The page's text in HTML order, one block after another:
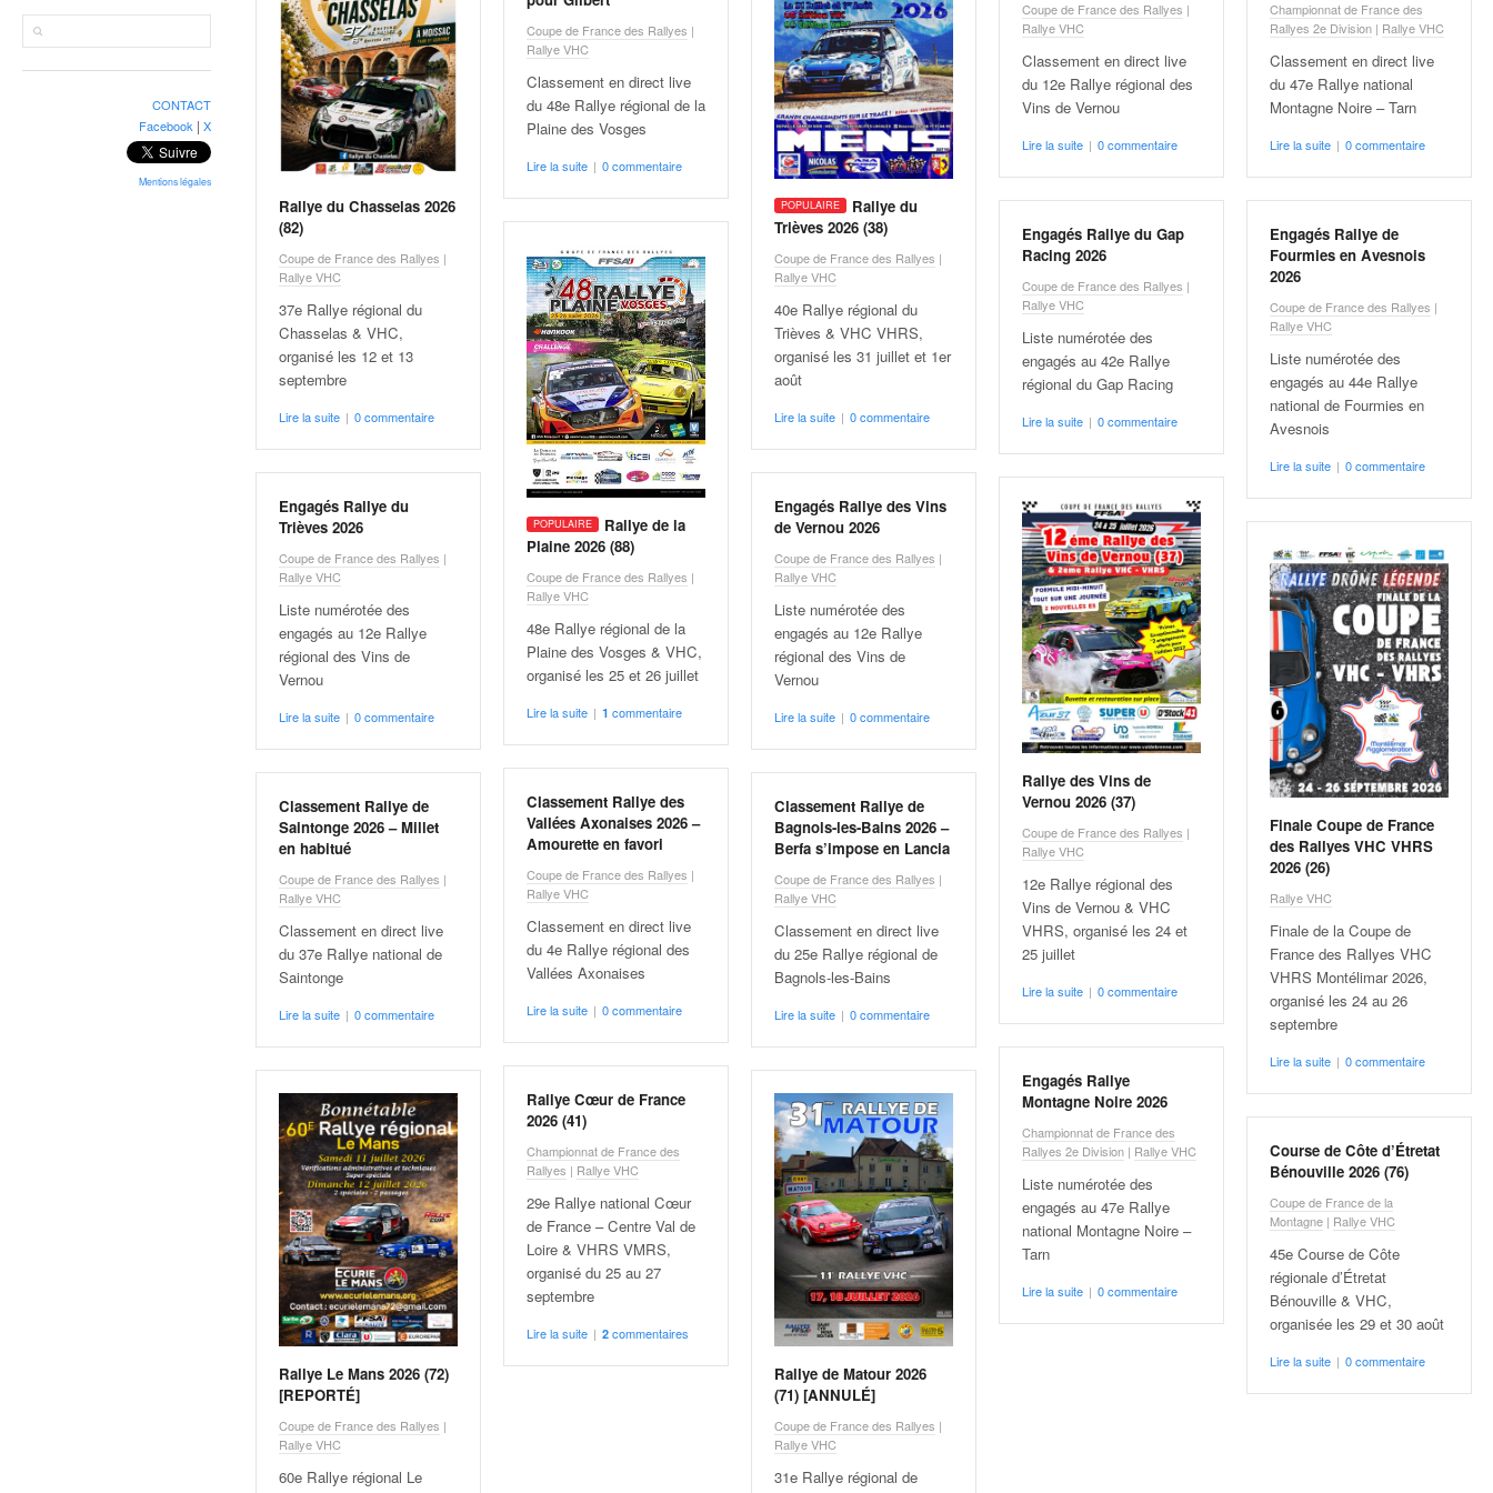
CONTACT
Facebook | X
Mentions légales
Rallye du Chasselas 2026
(82)
Coupe de France des Rallyes |
Rallye VHC
37e Rallye régional du
Chasselas & VHC,
organisé les 12 et 13
septembre
Lire la suite | 0 commentaire
Coupe de France des Rallyes |
Rallye VHC
Classement en direct live
du 48e Rallye régional de la
Plaine des Vosges
Lire la suite | 0 commentaire
Rallye du
Trièves 2026 (38)
Coupe de France des Rallyes |
Rallye VHC
40e Rallye régional du
Trièves & VHC VHRS,
organisé les 31 juillet et 1er
août
Lire la suite | 0 commentaire
Coupe de France des Rallyes |
Rallye VHC
Classement en direct live
du 12e Rallye régional des
Vins de Vernou
Lire la suite | 0 commentaire
Championnat de France des
Rallyes 2e Division | Rallye VHC
Classement en direct live
du 47e Rallye national
Montagne Noire – Tarn
Lire la suite | 0 commentaire
Engagés Rallye du Gap
Racing 2026
Coupe de France des Rallyes |
Rallye VHC
Liste numérotée des
engagés au 42e Rallye
régional du Gap Racing
Lire la suite | 0 commentaire
Engagés Rallye de
Fourmies en Avesnois
2026
Coupe de France des Rallyes |
Rallye VHC
Liste numérotée des
engagés au 44e Rallye
national de Fourmies en
Avesnois
Lire la suite | 0 commentaire
Rallye de la
Plaine 2026 (88)
Coupe de France des Rallyes |
Rallye VHC
48e Rallye régional de la
Plaine des Vosges & VHC,
organisé les 25 et 26 juillet
Lire la suite | 1 commentaire
Engagés Rallye du
Trièves 2026
Coupe de France des Rallyes |
Rallye VHC
Liste numérotée des
engagés au 12e Rallye
régional des Vins de
Vernou
Lire la suite | 0 commentaire
Engagés Rallye des Vins
de Vernou 2026
Coupe de France des Rallyes |
Rallye VHC
Liste numérotée des
engagés au 12e Rallye
régional des Vins de
Vernou
Lire la suite | 0 commentaire
Rallye des Vins de
Vernou 2026 (37)
Coupe de France des Rallyes |
Rallye VHC
12e Rallye régional des
Vins de Vernou & VHC
VHRS, organisé les 24 et
25 juillet
Lire la suite | 0 commentaire
Finale Coupe de France
des Rallyes VHC VHRS
2026 (26)
Rallye VHC
Finale de la Coupe de
France des Rallyes VHC
VHRS Montélimar 2026,
organisé les 24 au 26
septembre
Lire la suite | 0 commentaire
Classement Rallye des
Vallées Axonaises 2026 –
Amourette en favori
Coupe de France des Rallyes |
Rallye VHC
Classement en direct live
du 4e Rallye régional des
Vallées Axonaises
Lire la suite | 0 commentaire
Classement Rallye de
Saintonge 2026 – Millet
en habitué
Coupe de France des Rallyes |
Rallye VHC
Classement en direct live
du 37e Rallye national de
Saintonge
Lire la suite | 0 commentaire
Classement Rallye de
Bagnols-les-Bains 2026 –
Berfa s’impose en Lancia
Coupe de France des Rallyes |
Rallye VHC
Classement en direct live
du 25e Rallye régional de
Bagnols-les-Bains
Lire la suite | 0 commentaire
Engagés Rallye
Montagne Noire 2026
Championnat de France des
Rallyes 2e Division | Rallye VHC
Liste numérotée des
engagés au 47e Rallye
national Montagne Noire –
Tarn
Lire la suite | 0 commentaire
Rallye Cœur de France
2026 (41)
Championnat de France des
Rallyes | Rallye VHC
29e Rallye national Cœur
de France – Centre Val de
Loire & VHRS VMRS,
organisé du 25 au 27
septembre
Lire la suite | 2 commentaires
Rallye Le Mans 2026 (72)
[REPORTÉ]
Coupe de France des Rallyes |
Rallye VHC
60e Rallye régional Le
Rallye de Matour 2026
(71) [ANNULÉ]
Coupe de France des Rallyes |
Rallye VHC
31e Rallye régional de
Course de Côte d’Étretat
Bénouville 2026 (76)
Coupe de France de la
Montagne | Rallye VHC
45e Course de Côte
régionale d’Étretat
Bénouville & VHC,
organisée les 29 et 30 août
Lire la suite | 0 commentaire